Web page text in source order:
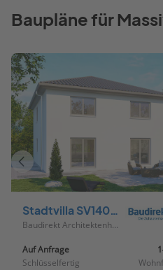
Baupläne für
Stadtvilla SV140 Basis
Baudirekt Architektenhäuser
Auf Anfrage
Schlüsselfertig
Vorheriges
Haus